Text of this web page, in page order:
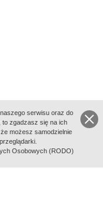
serwisu oraz do
zgadzasz się na ich
możesz samodzielnie
Osobowych (RODO)